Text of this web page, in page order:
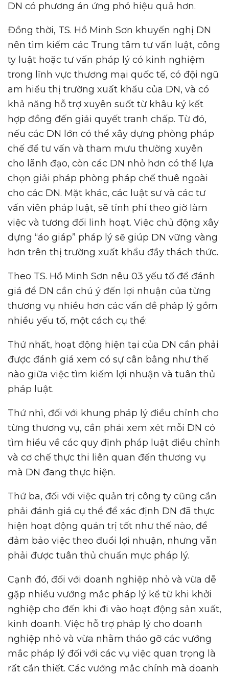
DN có phương án ứng phó hiệu quả hơn.
Đồng thời, TS. Hồ Minh Sơn khuyến nghị DN
nên tìm kiếm các Trung tâm tư vấn luật, công
ty luật hoặc tư vấn pháp lý có kinh nghiệm
trong lĩnh vực thương mại quốc tế, có đội ngũ
am hiểu thị trường xuất khẩu của DN, và có
khả năng hỗ trợ xuyên suốt từ khâu ký kết
hợp đồng đến giải quyết tranh chấp. Từ đó,
nếu các DN lớn có thể xây dựng phòng pháp
chế để tư vấn và tham mưu thường xuyên
cho lãnh đạo, còn các DN nhỏ hơn có thể lựa
chọn giải pháp phòng pháp chế thuê ngoài
cho các DN. Mặt khác, các luật sư và các tư
vấn viên pháp luật, sẽ tính phí theo giờ làm
việc và tương đối linh hoạt. Việc chủ động xây
dựng “áo giáp” pháp lý sẽ giúp DN vững vàng
hơn trên thị trường xuất khẩu đầy thách thức.
Theo TS. Hồ Minh Sơn nêu 03 yếu tố để đánh
giá để DN cần chú ý đến lợi nhuận của từng
thương vụ nhiều hơn các vấn đề pháp lý gồm
nhiều yếu tố, một cách cụ thể:
Thứ nhất, hoạt động hiện tại của DN cần phải
được đánh giá xem có sự cân bằng như thế
nào giữa việc tìm kiếm lợi nhuận và tuân thủ
pháp luật.
Thứ nhì, đối với khung pháp lý điều chỉnh cho
từng thương vụ, cần phải xem xét mỗi DN có
tìm hiểu về các quy định pháp luật điều chỉnh
và cơ chế thực thi liên quan đến thương vụ
mà DN đang thực hiện.
Thứ ba, đối với việc quản trị công ty cũng cần
phải đánh giá cụ thể để xác định DN đã thực
hiện hoạt động quản trị tốt như thế nào, để
đảm bảo việc theo đuổi lợi nhuận, nhưng vẫn
phải được tuân thủ chuẩn mực pháp lý.
Cạnh đó, đối với doanh nghiệp nhỏ và vừa dễ
gặp nhiều vướng mắc pháp lý kể từ khi khởi
nghiệp cho đến khi đi vào hoạt động sản xuất,
kinh doanh. Việc hỗ trợ pháp lý cho doanh
nghiệp nhỏ và vừa nhằm tháo gỡ các vướng
mắc pháp lý đối với các vụ việc quan trọng là
rất cần thiết. Các vướng mắc chính mà doanh